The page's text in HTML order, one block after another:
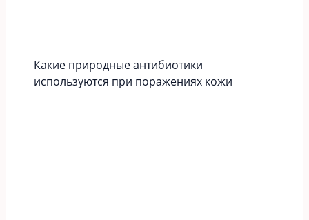
Какие природные антибиотики
используются при поражениях кожи